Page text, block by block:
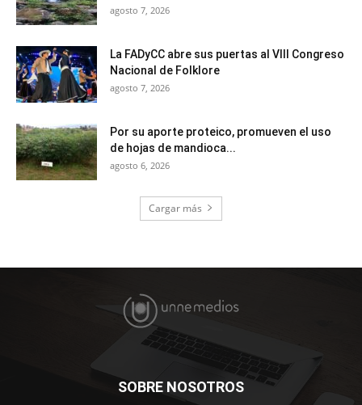
agosto 7, 2026
La FADyCC abre sus puertas al VIII Congreso
Nacional de Folklore
agosto 7, 2026
Por su aporte proteico, promueven el uso
de hojas de mandioca...
agosto 6, 2026
Cargar más
SOBRE NOSOTROS